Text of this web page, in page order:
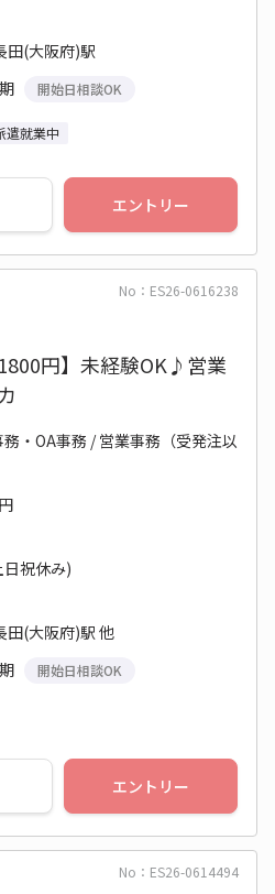
田(大阪府)駅
開始日相談OK
遣就業中
エントリー
No：ES26-0616238
円】未経験OK♪営業
・OA事務 / 営業事務（受発注以
祝休み)
(大阪府)駅 他
開始日相談OK
エントリー
No：ES26-0614494